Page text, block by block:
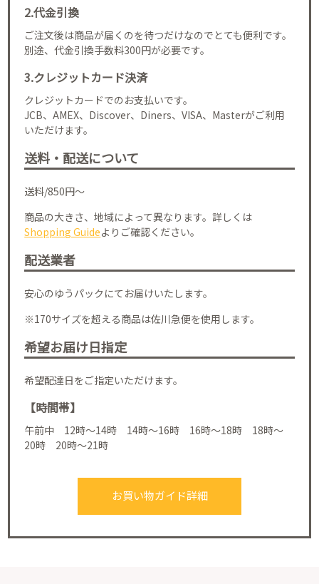
2.代金引換
ご注文後は商品が届くのを待つだけなのでとても便利です。
別途、代金引換手数料300円が必要です。
3.クレジットカード決済
クレジットカードでのお支払いです。
JCB、AMEX、Discover、Diners、VISA、Masterがご利用
いただけます。
送料・配送について
送料/850円～
商品の大きさ、地域によって異なります。詳しくは
Shopping Guideよりご確認ください。
配送業者
安心のゆうパックにてお届けいたします。
※170サイズを超える商品は佐川急便を使用します。
希望お届け日指定
希望配達日をご指定いただけます。
【時間帯】
午前中 12時～14時 14時～16時 16時～18時 18時～
20時 20時～21時
お買い物ガイド詳細